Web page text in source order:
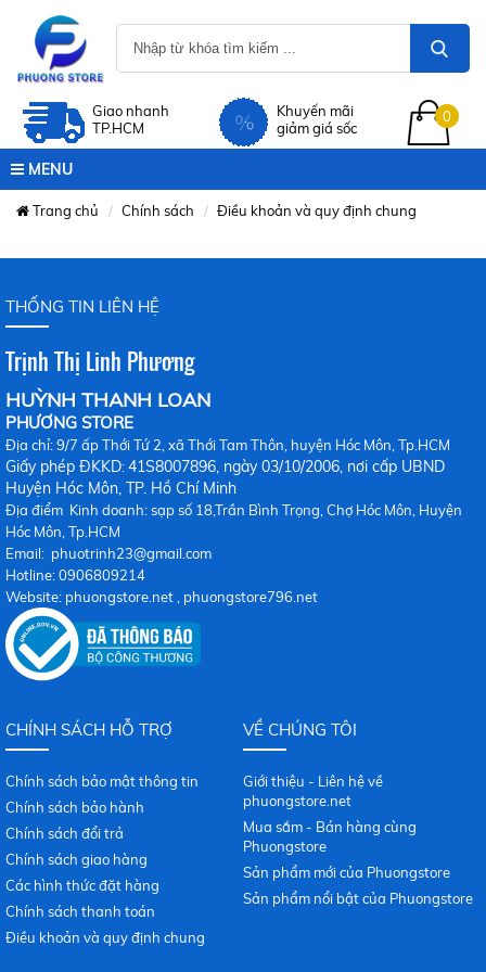
Giao nhanh
TP.HCM
Khuyến mãi
giảm giá sốc
0
MENU
Trang chủ Chính sách Điều khoản và quy định chung
THỐNG TIN LIÊN HỆ
Trịnh Thị Linh Phương
HUỲNH THANH LOAN
PHƯƠNG STORE
Địa chỉ: 9/7 ấp Thới Tứ 2, xã Thới Tam Thôn, huyện Hóc Môn, Tp.HCM
Giấy phép ĐKKD:41S8007896, ngày 03/10/2006, nơi cấp UBND
Huyện Hóc Môn, TP. Hồ Chí Minh
Địa điểm Kinh doanh: sạp số 18,Trần Bình Trọng, Chợ Hóc Môn, Huyện
Hóc Môn, Tp.HCM
Email: phuotrinh23@gmail.com
Hotline: 0906809214
Website: phuongstore.net , phuongstore796.net
CHÍNH SÁCH HỖ TRỢ
Chính sách bảo mật thông tin
Chính sách bảo hành
Chính sách đổi trả
Chính sách giao hàng
Các hình thức đặt hàng
Chính sách thanh toán
Điều khoản và quy định chung
VỀ CHÚNG TÔI
Giới thiệu - Liên hệ về
phuongstore.net
Mua sắm - Bán hàng cùng
Phuongstore
Sản phẩm mới của Phuongstore
Sản phẩm nổi bật của Phuongstore